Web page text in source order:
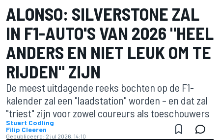
ALONSO: SILVERSTONE ZAL
IN F1-AUTO'S VAN 2026 "HEEL
ANDERS EN NIET LEUK OM TE
RIJDEN" ZIJN
De meest uitdagende reeks bochten op de F1-
kalender zal een "laadstation" worden – en dat zal
"triest" zijn voor zowel coureurs als toeschouwers
Stuart Codling
Filip Cleeren
Gepubliceerd: 2 jul 2026, 14:10